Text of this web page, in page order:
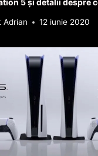
Adrian 12 iunie 2020